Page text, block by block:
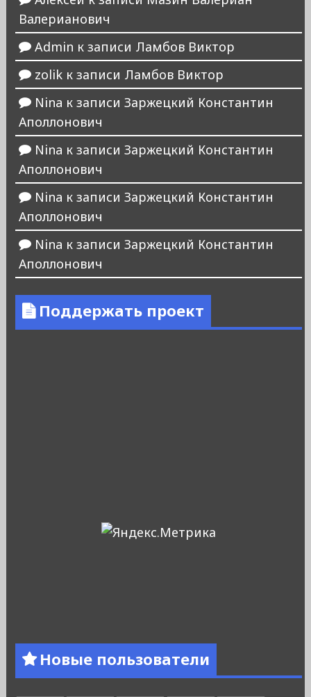
Валерианович
Admin к записи Ламбов Виктор
zolikк записи Ламбов Виктор
Nina к записи Заржецкий Константин
Аполлонович
Nina к записи Заржецкий Константин
Аполлонович
Nina к записи Заржецкий Константин
Аполлонович
Nina к записи Заржецкий Константин
Аполлонович
Поддержать проект
Новые пользователи